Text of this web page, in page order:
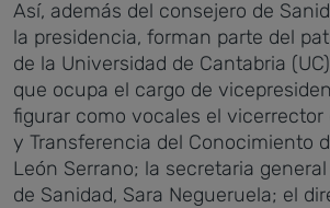
Así, además del consejero de
la presidencia, forman parte del
de la Universidad de Cantabria
que ocupa el cargo de
figurar como vocales el
y Transferencia del Conocimiento
León Serrano; la secretaria
de Sanidad, Sara Negueruela; el